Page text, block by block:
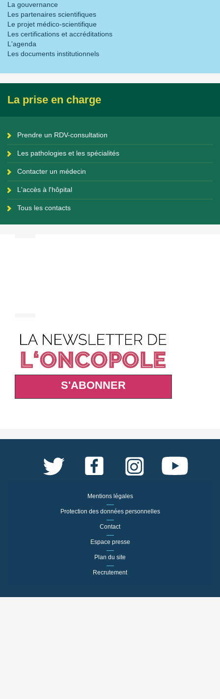
La gouvernance
Les partenaires scientifiques
Le projet médico-scientifique
Les certifications et accréditations
L'agenda
Les documents institutionnels
La prise en charge
Prendre un RDV-consultation
Les pathologies et les spécialités
Contacter un médecin
L'accès à l'hôpital
Tous les contacts
S'ABONNER
Mentions légales
Protection des données personnelles
Contact
Espace presse
Plan du site
Recrutement